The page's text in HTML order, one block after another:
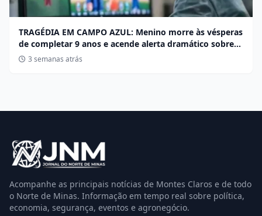
TRAGÉDIA EM CAMPO AZUL: Menino morre às vésperas
de completar 9 anos e acende alerta dramático sobre
desafios no Roblox
3 semanas atrás
Acompanhe as principais notícias de Montes Claros e de todo
o Norte de Minas. Informação em tempo real sobre política,
economia, segurança, eventos e agronegócio.